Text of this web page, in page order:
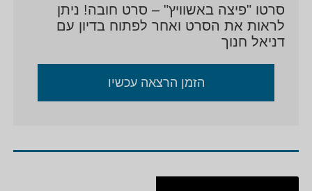
סרטו "פיצה באשוויץ" – סרט חובה! ניתן
לראות את הסרט ואחר לפתוח בדיון עם
דניאל חנוך
הזמן הרצאה עכשיו